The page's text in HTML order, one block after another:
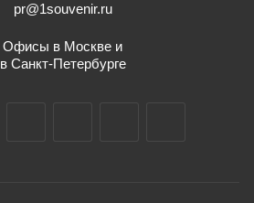
pr@1souvenir.ru
Офисы в Москве и
в Санкт-Петербурге